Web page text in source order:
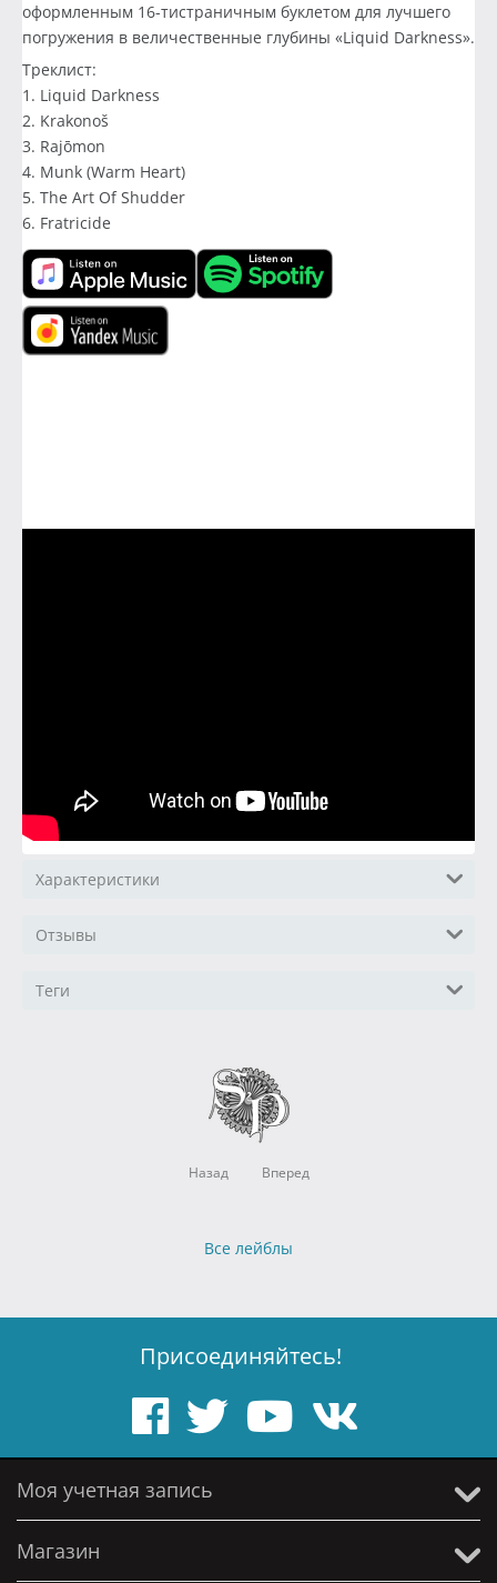
оформленным 16-тистраничным буклетом для лучшего
погружения в величественные глубины «Liquid Darkness».
Треклист:
1. Liquid Darkness
2. Krakonoš
3. Rajōmon
4. Munk (Warm Heart)
5. The Art Of Shudder
6. Fratricide
Характеристики
Отзывы
Теги
Назад Вперед
Все лейблы
Присоединяйтесь!
Моя учетная запись
Магазин